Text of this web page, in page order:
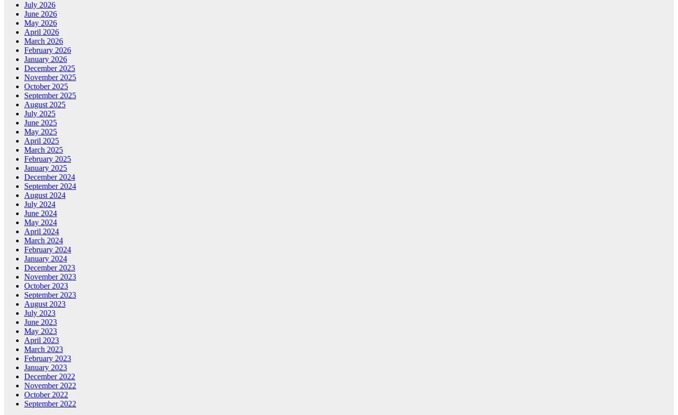
July 2026
June 2026
May 2026
April 2026
March 2026
February 2026
January 2026
December 2025
November 2025
October 2025
September 2025
August 2025
July 2025
June 2025
May 2025
April 2025
March 2025
February 2025
January 2025
December 2024
September 2024
August 2024
July 2024
June 2024
May 2024
April 2024
March 2024
February 2024
January 2024
December 2023
November 2023
October 2023
September 2023
August 2023
July 2023
June 2023
May 2023
April 2023
March 2023
February 2023
January 2023
December 2022
November 2022
October 2022
September 2022